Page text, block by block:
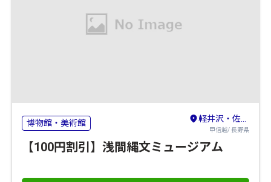
博物館・美術館 軽井沢・佐久・小諸
甲信越/ 長野県
【100円割引】浅間縄文ミュージアム